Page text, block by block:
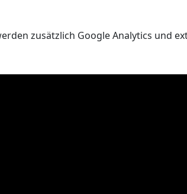
zusätzlich Google Analytics und